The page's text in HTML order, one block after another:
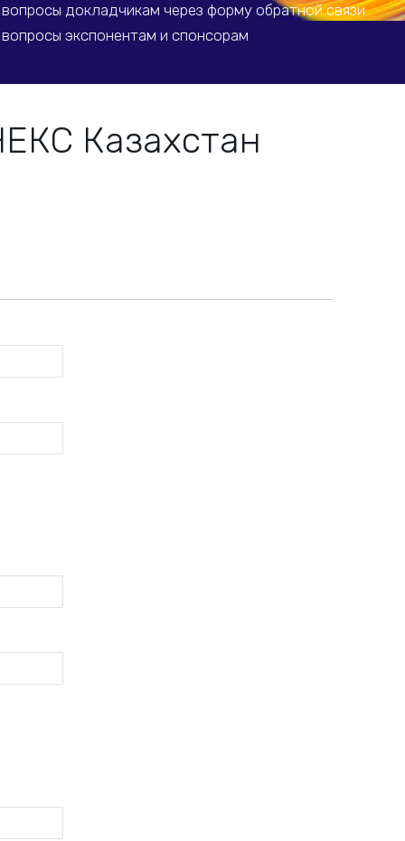
докладчикам через форму обратной связи
экспонентам и спонсорам
Казахстан